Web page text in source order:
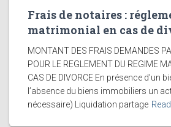
Frais de notaires :
matrimonial en cas de
MONTANT DES FRAIS DEMANDES
POUR LE REGLEMENT DU REGIME
CAS DE DIVORCE En présence d’un
l’absence du biens immobiliers un
nécessaire) Liquidation partage